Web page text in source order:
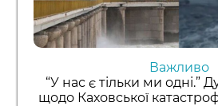
Важливо
“У нас є тільки ми одні.”
щодо Каховської